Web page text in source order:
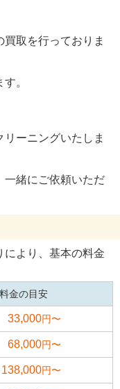
取を行っておりま
。
ーニングいたしま
一緒にご依頼いただ
により、基本の料金
料金の目安
33,000円〜
68,000円〜
138,000円〜